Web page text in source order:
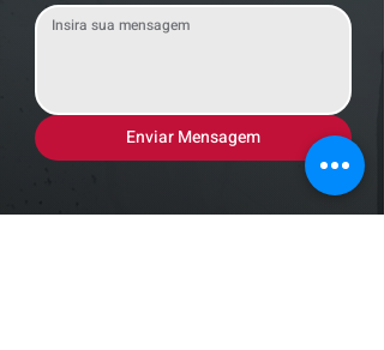
Enviar Mensagem